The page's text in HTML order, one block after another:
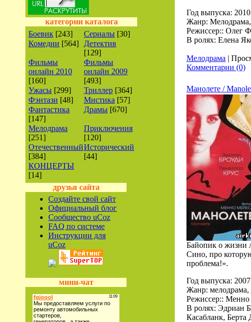
категории каталога
Боевик [243] Сериалы [30]
Комедии [564]
Детектив
[129]
Фильмы
онлайн 2010
[160]
Фильмы
онлайн 2009
[493]
Ужасы [299] Триллер [364]
Фэнтази [48] Мистика [57]
Фантастика
[147]
Драмы [670]
Мелодрама
[251]
Приключения
[120]
Отечественный
[384]
Исторический
[44]
КОНЦЕРТЫ
[14]
друзья сайта
Создайте свой сайт
Официальный блог
Сообщество uCoz
FAQ по системе
Инструкции для
uCoz
мини-чат
Год выпуска: 2010
Жанр:
Режиссер:: Олег
В ролях: Елена
Мелодрама |
Комментарии (0)
Манолете /
Байопик о жизни
Сино, про
проблема!».
Год выпуска: 2007
Жанр: мелодрама,
Режиссер::
В ролях: Эдриан
Касабланк,